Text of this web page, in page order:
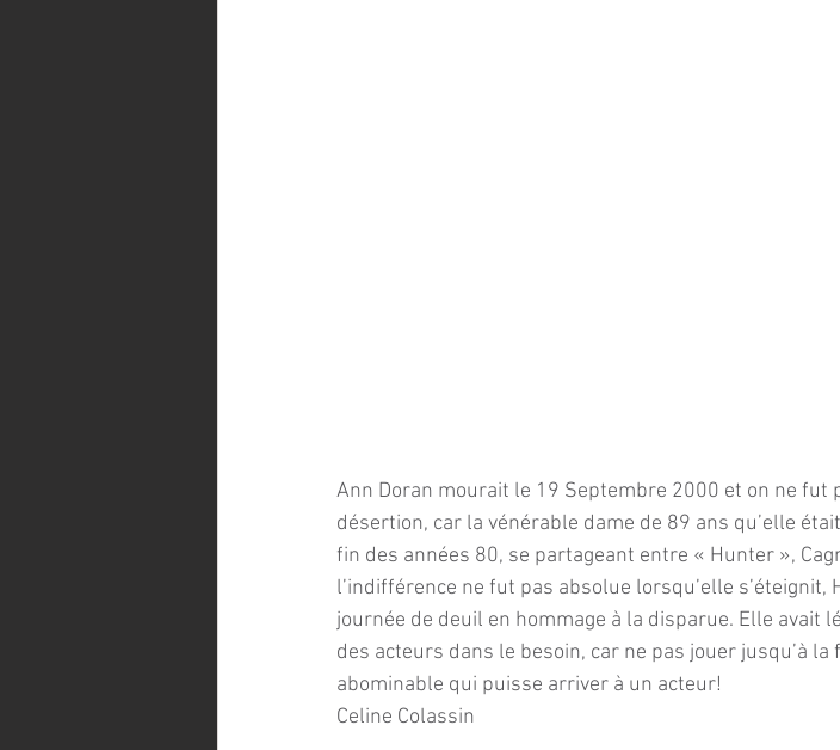
Ann Doran mourait le 19 Septembre 2000 et on ne fut
désertion, car la vénérable dame de 89 ans qu’elle
fin des années 80, se partageant entre « Hunter »,
l’indifférence ne fut pas absolue lorsqu’elle
journée de deuil en hommage à la disparue. Elle avait
des acteurs dans le besoin, car ne pas jouer jusqu’à
abominable qui puisse arriver à un acteur!
Celine Colassin